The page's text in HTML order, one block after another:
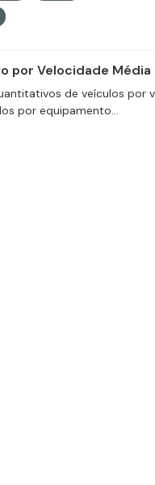
por Velocidade Média
de veículos por
por equipamento...